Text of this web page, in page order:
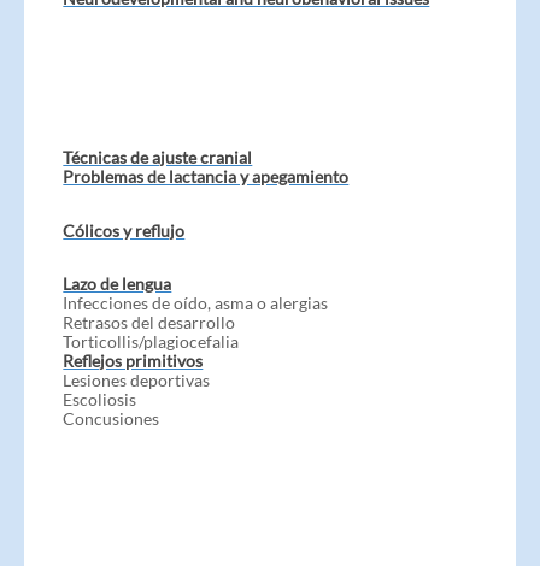
Técnicas de ajuste cranial
Problemas de lactancia y apegamiento
Cólicos y reflujo
Lazo de lengua
Infecciones de oído, asma o alergias
Retrasos del desarrollo
Torticollis/plagiocefalia
Reflejos primitivos
Lesiones deportivas
Escoliosis
Concusiones